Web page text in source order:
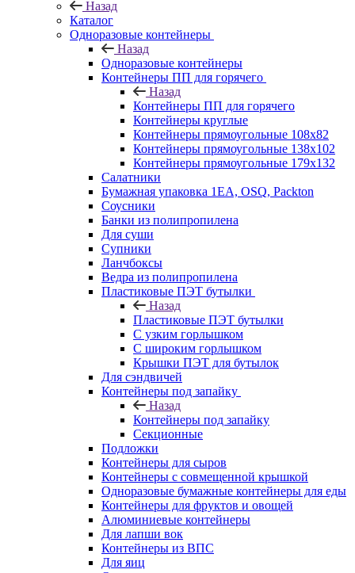
Назад
Каталог
Одноразовые контейнеры
Назад
Одноразовые контейнеры
Контейнеры ПП для горячего
Назад
Контейнеры ПП для горячего
Контейнеры круглые
Контейнеры прямоугольные 108х82
Контейнеры прямоугольные 138х102
Контейнеры прямоугольные 179х132
Салатники
Бумажная упаковка 1ЕА, OSQ, Packton
Соусники
Банки из полипропилена
Для суши
Супники
Ланчбоксы
Ведра из полипропилена
Пластиковые ПЭТ бутылки
Назад
Пластиковые ПЭТ бутылки
С узким горлышком
С широким горлышком
Крышки ПЭТ для бутылок
Для сэндвичей
Контейнеры под запайку
Назад
Контейнеры под запайку
Секционные
Подложки
Контейнеры для сыров
Контейнеры с совмещенной крышкой
Одноразовые бумажные контейнеры для еды
Контейнеры для фруктов и овощей
Алюминиевые контейнеры
Для лапши вок
Контейнеры из ВПС
Для яиц